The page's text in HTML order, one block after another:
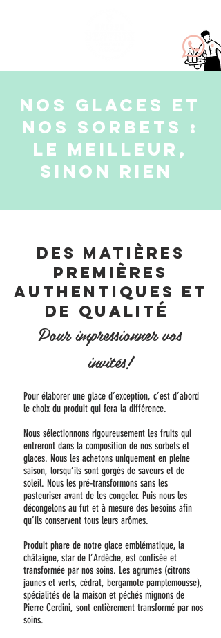
Nos glaces et
nos sorbets :
le meilleur,
sinon rien
Des matières
premières
authentiques et
de qualité
Pour impressionner vos
invités!
Pour élaborer une glace d’exception, c’est d’abord
le choix du produit qui fera la différence.
Nous sélectionnons rigoureusement les fruits qui
entreront dans la composition de nos sorbets et
glaces. Nous les achetons uniquement en pleine
saison, lorsqu’ils sont gorgés de saveurs et de
soleil. Nous les pré-transformons sans les
pasteuriser avant de les congeler. Puis nous les
décongelons au fut et à mesure des besoins afin
qu’ils conservent tous leurs arômes.
Produit phare de notre glace emblématique, la
châtaigne, star de l’Ardèche, est confisée et
transformée par nos soins. Les agrumes (citrons
jaunes et verts, cédrat, bergamote pamplemousse),
spécialités de la maison et péchés mignons de
Pierre Cerdini, sont entièrement transformé par nos
soins.